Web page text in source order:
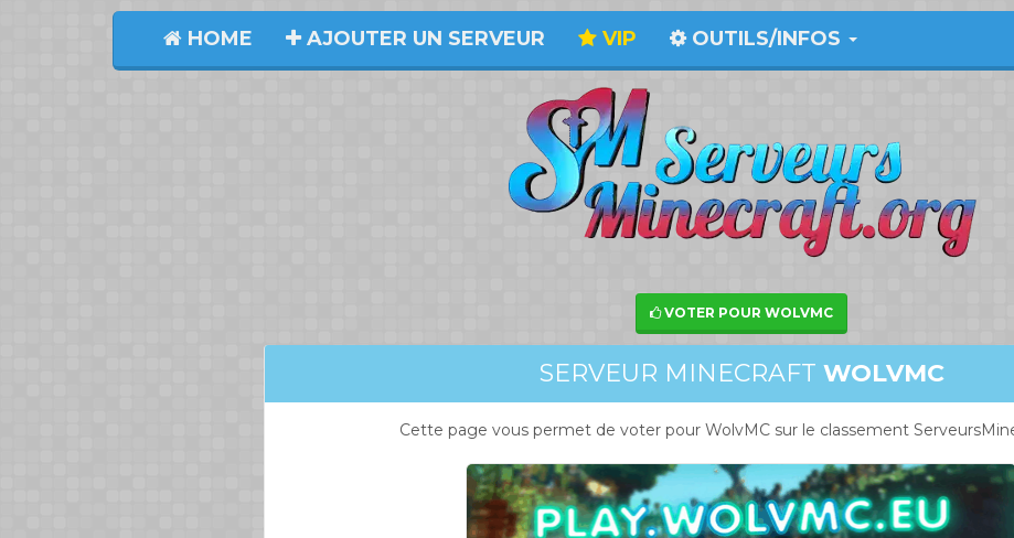
HOME AJOUTER UN SERVEUR VIP OUTILS/INFOS
VOTER POUR WOLVMC
SERVEUR MINECRAFT WOLVMC
Cette page vous permet de voter pour WolvMC sur le classement